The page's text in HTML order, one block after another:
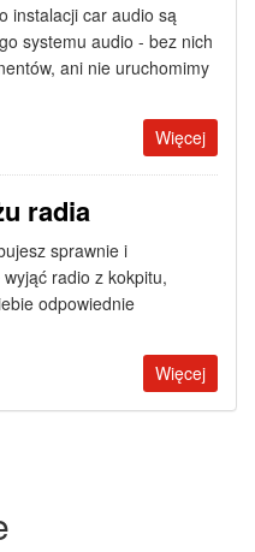
instalacji car audio są
systemu audio - bez nich
ani nie uruchomimy
Więcej
radia
sprawnie i
radio z kokpitu,
odpowiednie
Więcej